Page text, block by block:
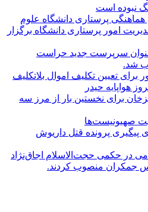
نبوده است
پرستاری دانشگاه علوم
امور پرستاری دانشگاه برگزار
سرپرست جدید حراست
شد.
تعیین تکلیف اموال بلاتکلیف
هواپایه حیدر
برای نخستین بار از مرز سه
پیگیری پرونده قتل داریوش
در حکمی حجت‌الاسلام اجاق‌نژاد
جمکران منصوب کردند.